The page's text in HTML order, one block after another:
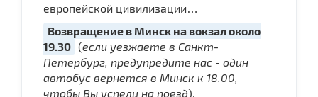
европейской цивилизации…
Возвращение в Минск на вокзал около
19.30 (если уезжаете в Санкт-
Петербург, предупредите нас - один
автобус вернется в Минск к 18.00,
чтобы Вы успели на поезд).